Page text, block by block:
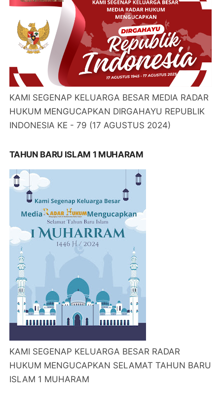
KAMI SEGENAP KELUARGA BESAR MEDIA RADAR
HUKUM MENGUCAPKAN DIRGAHAYU REPUBLIK
INDONESIA KE - 79 (17 AGUSTUS 2024)
TAHUN BARU ISLAM 1 MUHARAM
KAMI SEGENAP KELUARGA BESAR RADAR
HUKUM MENGUCAPKAN SELAMAT TAHUN BARU
ISLAM 1 MUHARAM